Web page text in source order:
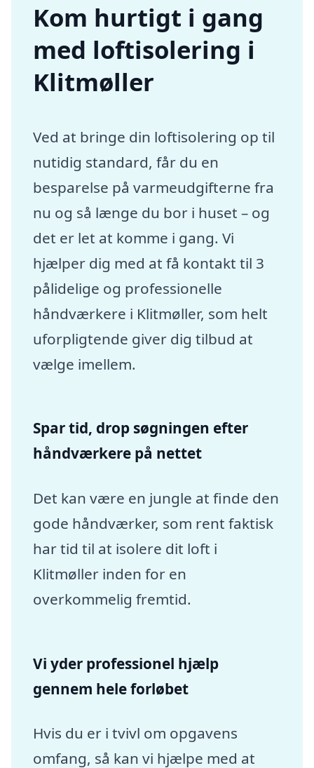
Kom hurtigt i gang
med loftisolering i
Klitmøller
Ved at bringe din loftisolering op til
nutidig standard, får du en
besparelse på varmeudgifterne fra
nu og så længe du bor i huset – og
det er let at komme i gang. Vi
hjælper dig med at få kontakt til 3
pålidelige og professionelle
håndværkere i Klitmøller, som helt
uforpligtende giver dig tilbud at
vælge imellem.
Spar tid, drop søgningen efter
håndværkere på nettet
Det kan være en jungle at finde den
gode håndværker, som rent faktisk
har tid til at isolere dit loft i
Klitmøller inden for en
overkommelig fremtid.
Vi yder professionel hjælp
gennem hele forløbet
Hvis du er i tvivl om opgavens
omfang, så kan vi hjælpe med at